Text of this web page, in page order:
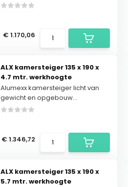
€ 1.170,06
ALX kamersteiger 135 x 190 x
4.7 mtr. werkhoogte
Alumexx kamersteiger licht van
gewicht en opgebouw...
€ 1.346,72
ALX kamersteiger 135 x 190 x
5.7 mtr. werkhoogte